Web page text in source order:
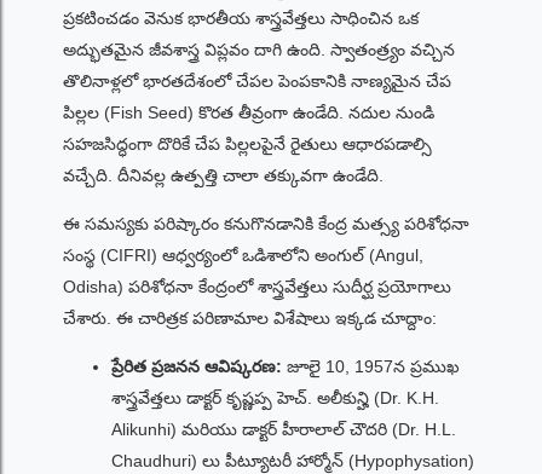
ప్రకటించడం వెనుక భారతీయ శాస్త్రవేత్తలు సాధించిన ఒక
అద్భుతమైన జీవశాస్త్ర విప్లవం దాగి ఉంది. స్వాతంత్ర్యం వచ్చిన
తొలినాళ్లలో భారతదేశంలో చేపల పెంపకానికి నాణ్యమైన చేప
పిల్లల (Fish Seed) కొరత తీవ్రంగా ఉండేది. నదుల నుండి
సహజసిద్ధంగా దొరికే చేప పిల్లలపైనే రైతులు ఆధారపడాల్సి
వచ్చేది. దీనివల్ల ఉత్పత్తి చాలా తక్కువగా ఉండేది.
ఈ సమస్యకు పరిష్కారం కనుగొనడానికి కేంద్ర మత్స్య పరిశోధనా
సంస్థ (CIFRI) ఆధ్వర్యంలో ఒడిశాలోని అంగుల్ (Angul,
Odisha) పరిశోధనా కేంద్రంలో శాస్త్రవేత్తలు సుదీర్ఘ ప్రయోగాలు
చేశారు. ఈ చారిత్రక పరిణామాల విశేషాలు ఇక్కడ చూద్దాం:
ప్రేరిత ప్రజనన ఆవిష్కరణ: జూలై 10, 1957న ప్రముఖ
శాస్త్రవేత్తలు డాక్టర్ కృష్ణప్ప హెచ్. అలీకున్హి (Dr. K.H.
Alikunhi) మరియు డాక్టర్ హీరాలాల్ చౌదరి (Dr. H.L.
Chaudhuri) లు పీట్యూటరీ హార్మోన్ (Hypophysation)